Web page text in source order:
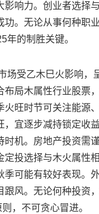
影响力。创业者选择
功。无论从事何种职
年的制胜关键。
场受乙木巳火影响，
局木属性行业股票
火旺时节可关注能源
，宜逐步减持锁定收
时机。房地产投资需
定投选择与木火属性
季可能有较好表现。
跟风。无论何种投资
，不可贪心冒进。